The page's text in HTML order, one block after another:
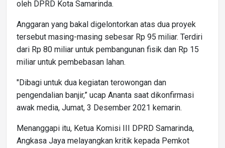
oleh DPRD Kota Samarinda.
Anggaran yang bakal digelontorkan atas dua proyek
tersebut masing-masing sebesar Rp 95 miliar. Terdiri
dari Rp 80 miliar untuk pembangunan fisik dan Rp 15
miliar untuk pembebasan lahan.
"Dibagi untuk dua kegiatan terowongan dan
pengendalian banjir,” ucap Ananta saat dikonfirmasi
awak media, Jumat, 3 Desember 2021 kemarin.
Menanggapi itu, Ketua Komisi III DPRD Samarinda,
Angkasa Jaya melayangkan kritik kepada Pemkot